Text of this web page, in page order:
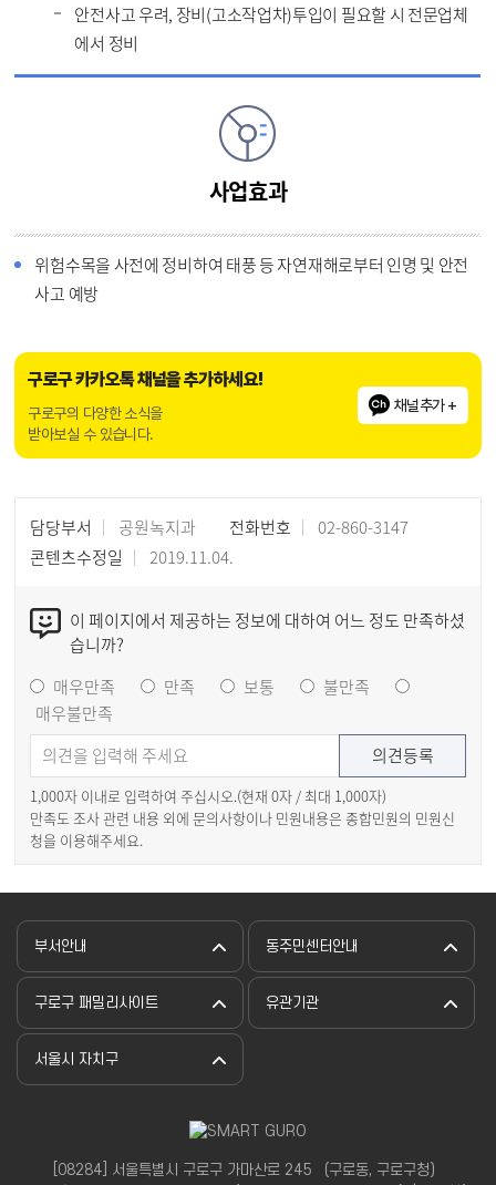
안전사고 우려, 장비(고소작업차)투입이 필요할 시 전문업체
에서 정비
사업효과
위험수목을 사전에 정비하여 태풍 등 자연재해로부터 인명 및 안전
사고 예방
구로구 카카오톡 채널을 추가하세요!
구로구의 다양한 소식을
받아보실 수 있습니다.
채널추가 +
담당부서 공원녹지과 전화번호
02-860-3147
콘텐츠수정일
2019.11.04.
이 페이지에서 제공하는 정보에 대하여 어느 정도 만족하셨
습니까?
매우만족
만족 보통
불만족
매우불만족
1,000자 이내로 입력하여 주십시오.(현재 0자 / 최대 1,000자)
만족도 조사 관련 내용 외에 문의사항이나 민원내용은 종합민원의 민원신
청을 이용해주세요.
부서안내 동주민센터안내
구로구 패밀리사이트 유관기관
서울시 자치구
[08284] 서울특별시 구로구 가마산로 245 （구로동, 구로구청）